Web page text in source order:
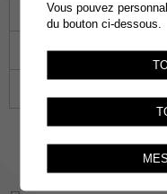
15 16
22 23
Vous pouvez
du bouton ci-dessous.